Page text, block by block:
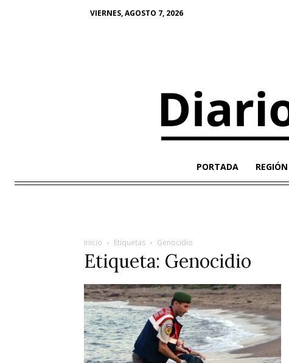
VIERNES, AGOSTO 7, 2026
PORTADA REGIÓN
Inicio Etiquetas Genocidio
Etiqueta: Genocidio